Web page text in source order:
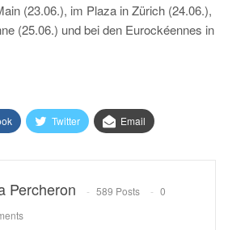
(23.06.), im Plaza in Zürich (24.06.),
(25.06.) und bei den Eurockéennes in
Twitter Email
Percheron 589 Posts
0